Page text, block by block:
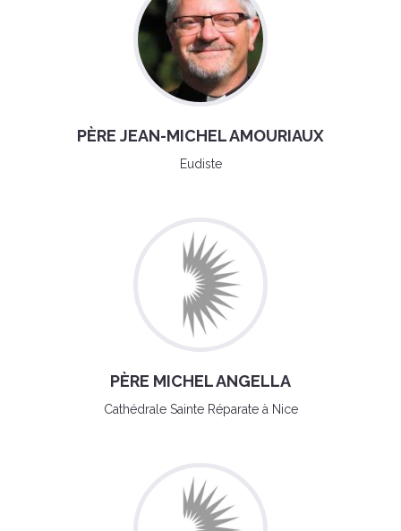
PÈRE JEAN-MICHEL AMOURIAUX
Eudiste
PÈRE MICHEL ANGELLA
Cathédrale Sainte Réparate à Nice